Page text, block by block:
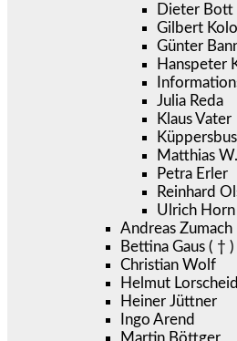
Dieter Bott
Gilbert
Günter
Hanspeter
Julia Reda
Klaus Vater
Matthias
Petra Erler
Reinhard
Ulrich Horn
Andreas Zumach
Bettina Gaus ( † )
Christian Wolf
Helmut Lorscheid
Heiner Jüttner
Ingo Arend
Martin Böttger